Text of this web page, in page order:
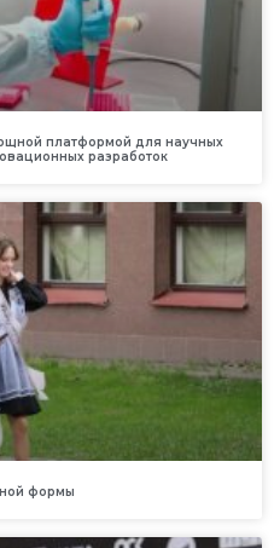
платформой для научных
разработок
формы